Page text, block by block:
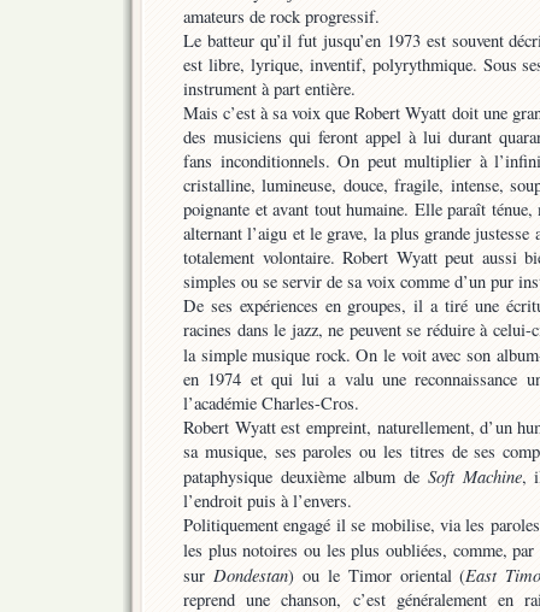
amateurs de rock progressif.
Le batteur qu’il fut jusqu’en 1973 est souvent
est libre, lyrique, inventif, polyrythmique. Sous
instrument à part entière.
Mais c’est à sa voix que Robert Wyatt doit une
des musiciens qui feront appel à lui durant
fans inconditionnels. On peut multiplier à
cristalline, lumineuse, douce, fragile, intense,
poignante et avant tout humaine. Elle paraît ténue,
alternant l’aigu et le grave, la plus grande justesse
totalement volontaire. Robert Wyatt peut aussi
simples ou se servir de sa voix comme d’un pur
De ses expériences en groupes, il a tiré une
racines dans le jazz, ne peuvent se réduire à celui-
la simple musique rock. On le voit avec son
en 1974 et qui lui a valu une reconnaissance
l’académie Charles-Cros.
Robert Wyatt est empreint, naturellement, d’un
sa musique, ses paroles ou les titres de ses
pataphysique deuxième album de Soft Machine,
l’endroit puis à l’envers.
Politiquement engagé il se mobilise, via les
les plus notoires ou les plus oubliées, comme,
sur Dondestan) ou le Timor oriental (East
reprend une chanson, c’est généralement en